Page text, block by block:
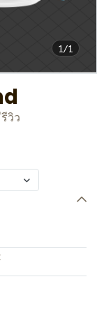
1/1
วิว